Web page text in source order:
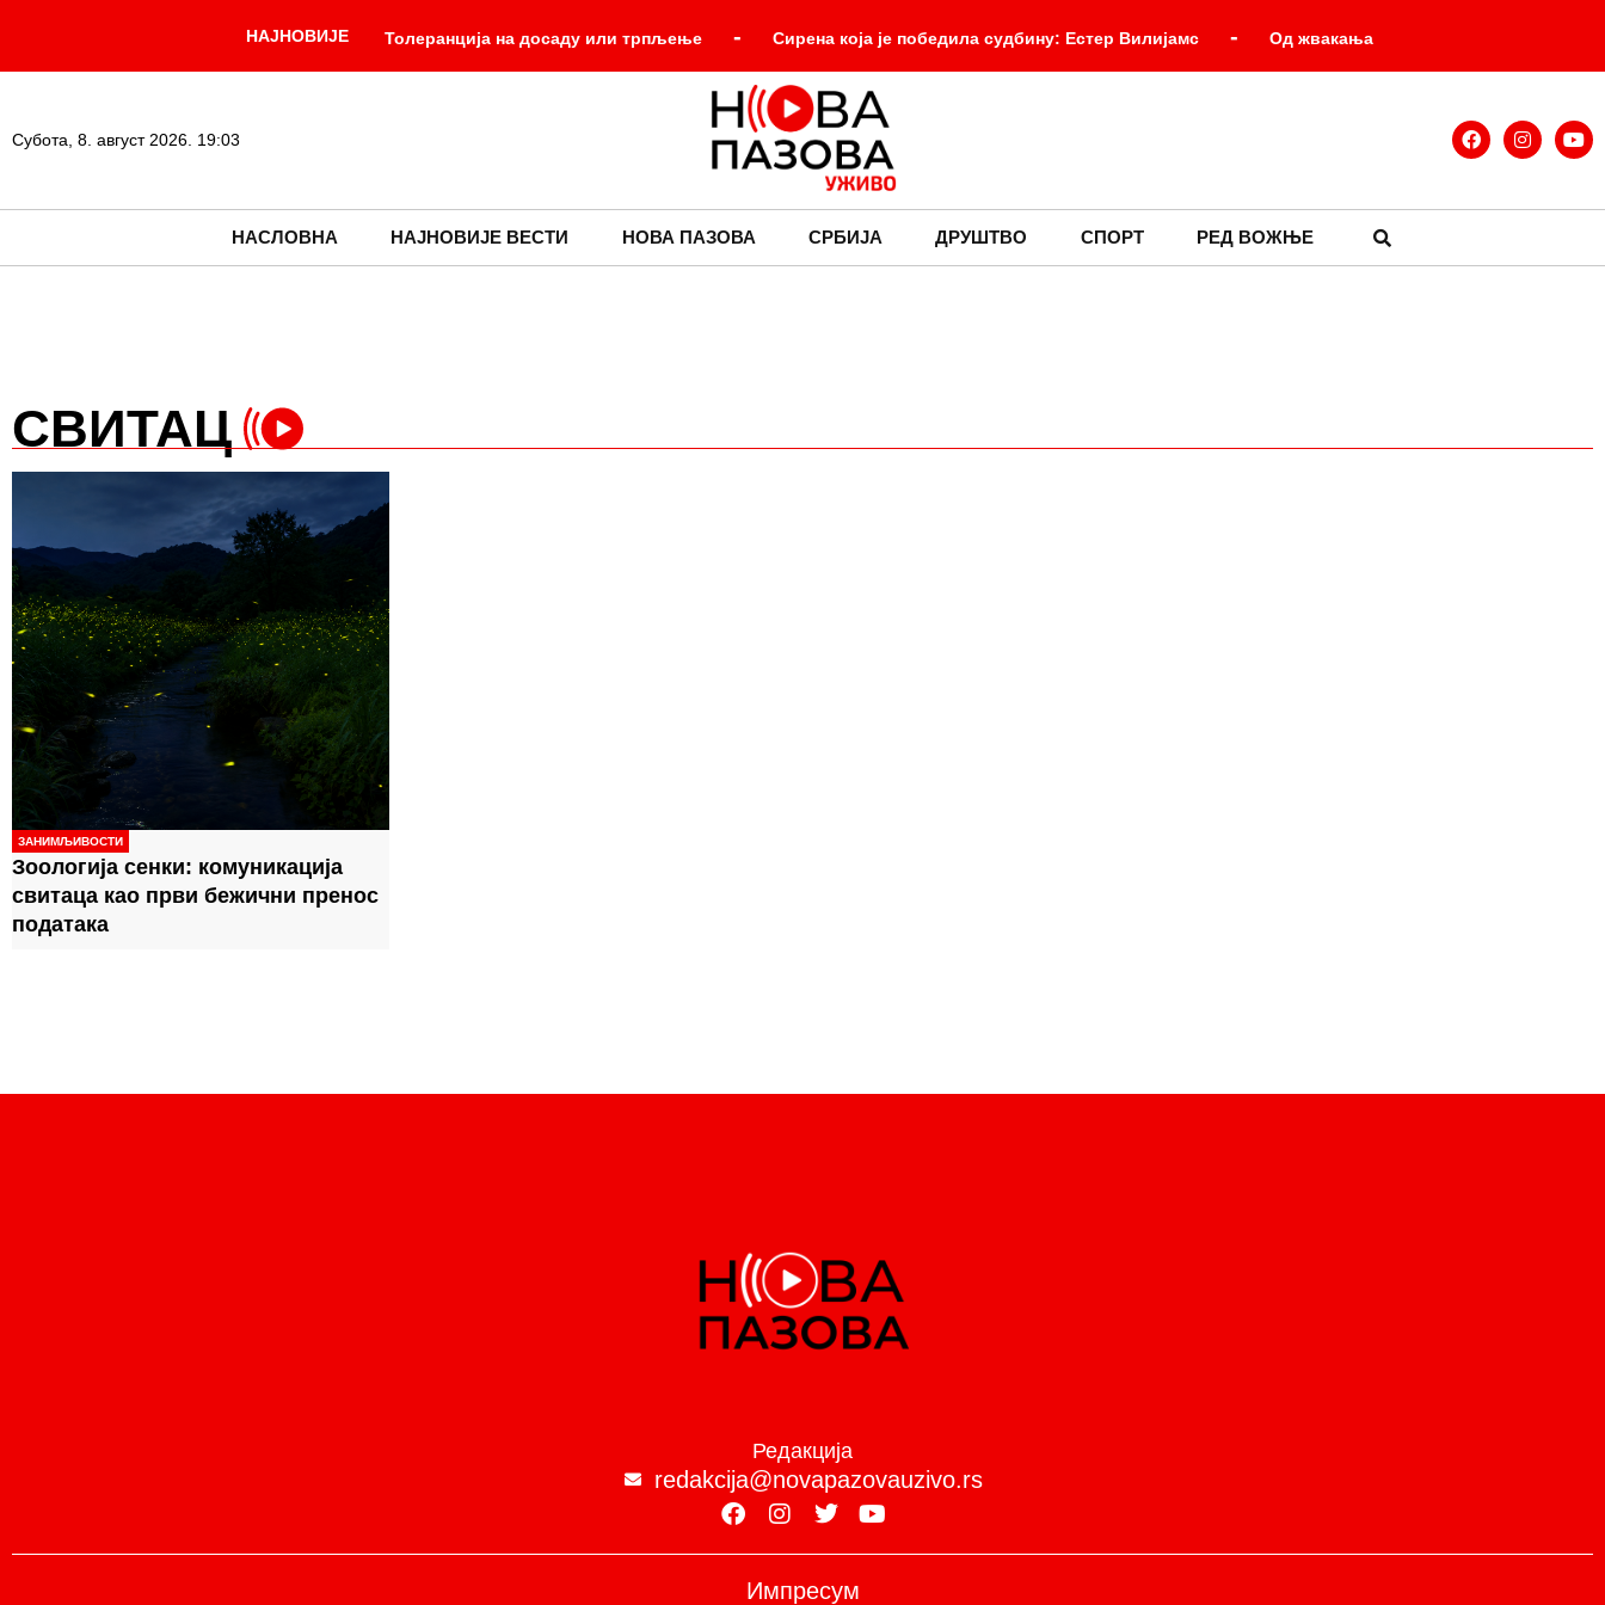
НАЈНОВИЈЕ Толеранција на досаду или трпљење - Сирена која је победила судбину: Естер Вилијамс - Од жвакања
Огромни сребрни ваздушни брод
свакодневица, а данас делују незамисливо - Почео састанак Вучића и Зеленског у Палати Србија
Субота, 8. август 2026. 19:03
НАСЛОВНА НАЈНОВИЈЕ ВЕСТИ НОВА ПАЗОВА СРБИЈА ДРУШТВО СПОРТ РЕД ВОЖЊЕ
СВИТАЦ
ЗАНИМЉИВОСТИ
Зоологија сенки: комуникација
свитаца као први бежични пренос
података
Редакција
redakcija@novapazovauzivo.rs
Импресум